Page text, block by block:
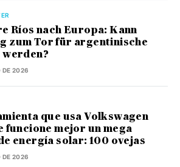
Ríos nach Europa: Kann
zum Tor für argentinische
DE 2026
que usa Volkswagen
funcione mejor un mega
energía solar: 100 ovejas
DE 2026